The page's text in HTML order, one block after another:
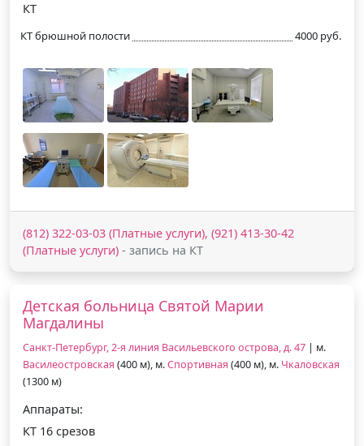
КТ
КТ брюшной полости 4000 руб.
(812) 322-03-03 (Платные услуги), (921) 413-30-42
(Платные услуги) - запись на КТ
Детская больница Святой Марии
Магдалины
Санкт-Петербург, 2-я линия Васильевского острова, д. 47 | м.
Василеостровская (400 м), м.Спортивная (400 м), м. Чкаловская
(1300 м)
Аппараты:
КТ 16 срезов